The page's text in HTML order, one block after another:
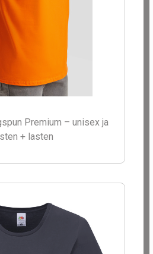
Premium – unisex ja
+ lasten